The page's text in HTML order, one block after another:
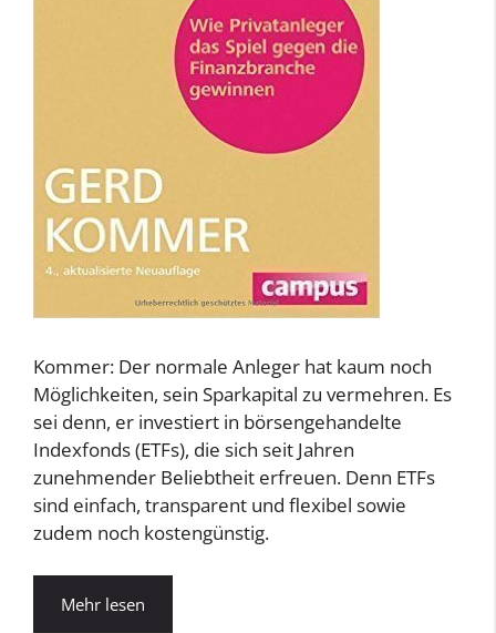
Kommer: Der normale Anleger hat kaum noch
Möglichkeiten, sein Sparkapital zu vermehren. Es
sei denn, er investiert in börsengehandelte
Indexfonds (ETFs), die sich seit Jahren
zunehmender Beliebtheit erfreuen. Denn ETFs
sind einfach, transparent und flexibel sowie
zudem noch kostengünstig.
Mehr lesen